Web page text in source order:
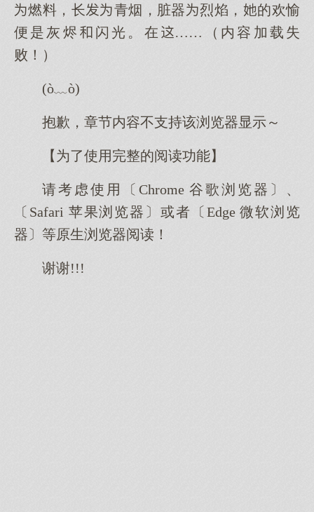
燃料，长青烟，脏器烈焰，的欢愉
便是灰烬闪光。在……（内容加载失
败！）
(ò﹏ò)
抱歉，章节内容不支持该浏览器显示～
【为了使用完整的阅读功能】
请考虑使用〔Chrome 谷歌浏览器〕、
〔Safari 苹果浏览器〕或者〔Edge 微软浏览
器〕等原生浏览器阅读！
谢谢!!!